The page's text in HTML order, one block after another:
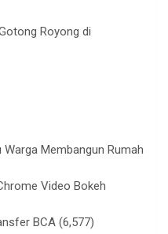
Royong di
Membangun Rumah
Video Bokeh
BCA (6,577)